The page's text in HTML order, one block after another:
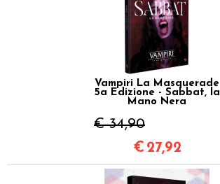
Vampiri La Masquerade
5a Edizione - Sabbat, la
Mano Nera
€ 34,90
€ 27,92